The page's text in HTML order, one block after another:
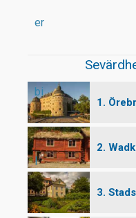
er
bi
l
1.
2.
3.